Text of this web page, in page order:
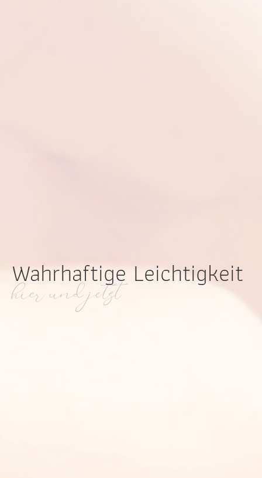
Wahrhaftige Leichtigkeit
hier und jetzt